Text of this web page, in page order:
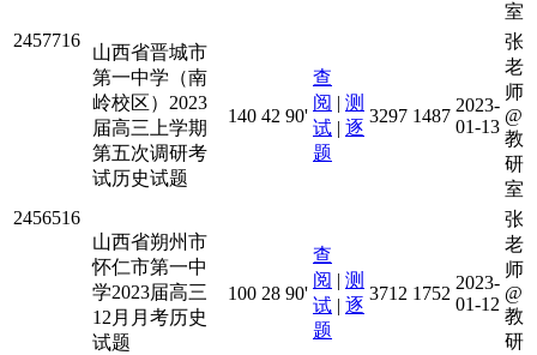
室
2457716
山西省晋城市
第一中学（南
岭校区）2023
届高三上学期
第五次调研考
试历史试题
140 42 90'
查
阅 | 测
试 | 逐
题
3297 1487
2023-
01-13
张
老
师
@
教
研
室
2456516
山西省朔州市
怀仁市第一中
学2023届高三
12月月考历史
试题
100 28 90'
查
阅 | 测
试 | 逐
题
3712 1752
2023-
01-12
张
老
师
@
教
研